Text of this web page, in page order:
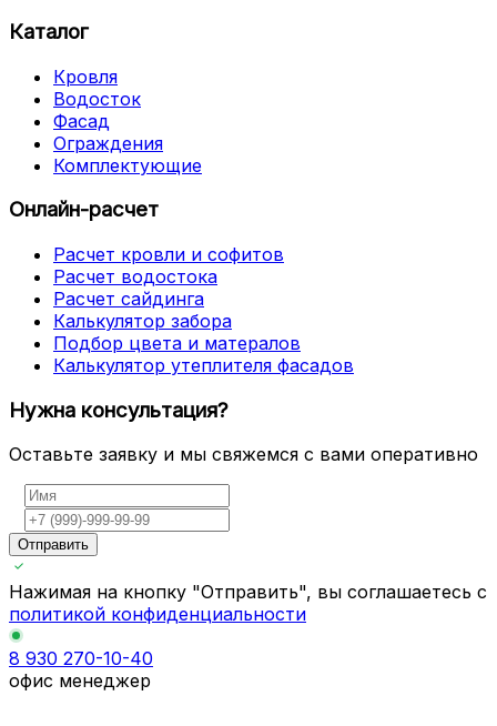
Каталог
Кровля
Водосток
Фасад
Ограждения
Комплектующие
Онлайн-расчет
Расчет кровли и софитов
Расчет водостока
Расчет сайдинга
Калькулятор забора
Подбор цвета и матералов
Калькулятор утеплителя фасадов
Нужна консультация?
Оставьте заявку и мы свяжемся с вами оперативно
Отправить
Нажимая на кнопку "Отправить", вы соглашаетесь с
политикой конфиденциальности
8 930 270-10-40
офис менеджер